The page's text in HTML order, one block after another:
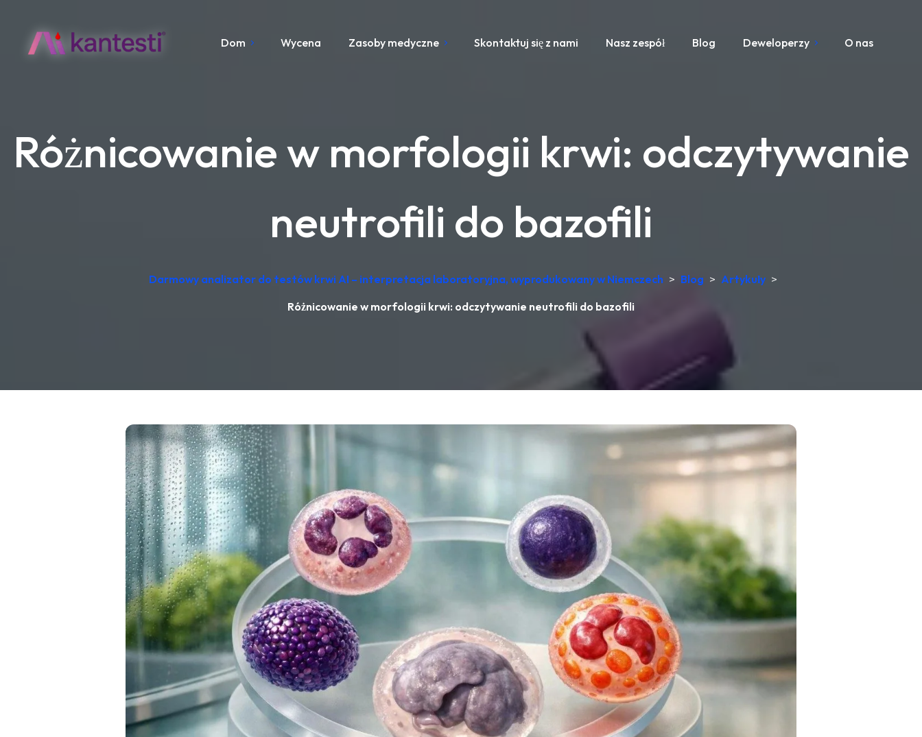
Dom Wycena Zasoby medyczne Skontaktuj się z nami Nasz zespół Blog Deweloperzy O nas
Różnicowanie w morfologii krwi: odczytywanie
neutrofili do bazofili
Darmowy analizator do testów krwi AI – interpretacja laboratoryjna, wyprodukowany w Niemczech > Blog > Artykuły >
Różnicowanie w morfologii krwi: odczytywanie neutrofili do bazofili